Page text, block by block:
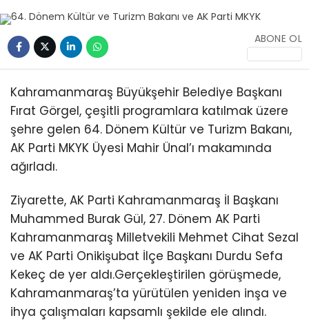
İhbar Hattı
Facebook
Instagram
Youtube
ABONE OL
Kahramanmaraş Büyükşehir Belediye Başkanı
Fırat Görgel, çeşitli programlara katılmak üzere
şehre gelen 64. Dönem Kültür ve Turizm Bakanı,
AK Parti MKYK Üyesi Mahir Ünal’ı makamında
ağırladı.
Ziyarette, AK Parti Kahramanmaraş İl Başkanı
Muhammed Burak Gül, 27. Dönem AK Parti
Kahramanmaraş Milletvekili Mehmet Cihat Sezal
ve AK Parti Onikişubat İlçe Başkanı Durdu Sefa
Kekeç de yer aldı.Gerçekleştirilen görüşmede,
Kahramanmaraş’ta yürütülen yeniden inşa ve
ihya çalışmaları kapsamlı şekilde ele alındı.